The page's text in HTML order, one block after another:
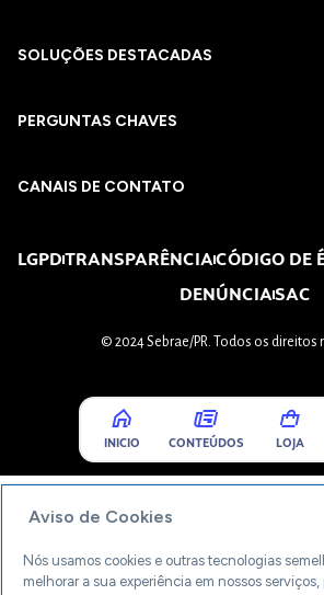
SOLUÇÕES DESTACADAS
PERGUNTAS CHAVES​
CANAIS DE CONTATO
LGPDTRANSPARÊNCIACÓDIGO DE
DENÚNCIASAC
© 2024 Sebrae/PR. Todos os direitos
INICIO CONTEÚDOS LOJA
Aviso de Cookies
Nós usamos cookies e outras tecnologias
melhorar a sua experiência em nossos